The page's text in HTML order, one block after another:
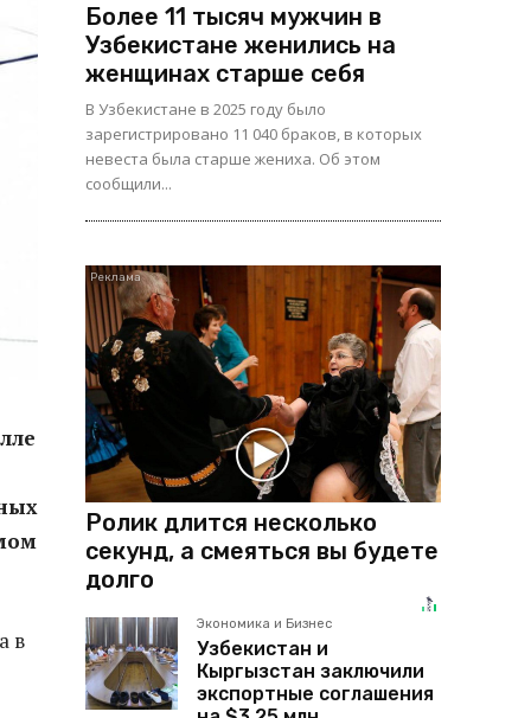
в
Более 11 тысяч мужчин в
Узбекистане женились на
женщинах старше себя
В Узбекистане в 2025 году было
зарегистрировано 11 040 браков, в которых
невеста была старше жениха. Об этом
сообщили...
Ролик длится несколько
секунд, а смеяться вы будете
долго
Экономика и Бизнес
Узбекистан и
Кыргызстан заключили
экспортные соглашения